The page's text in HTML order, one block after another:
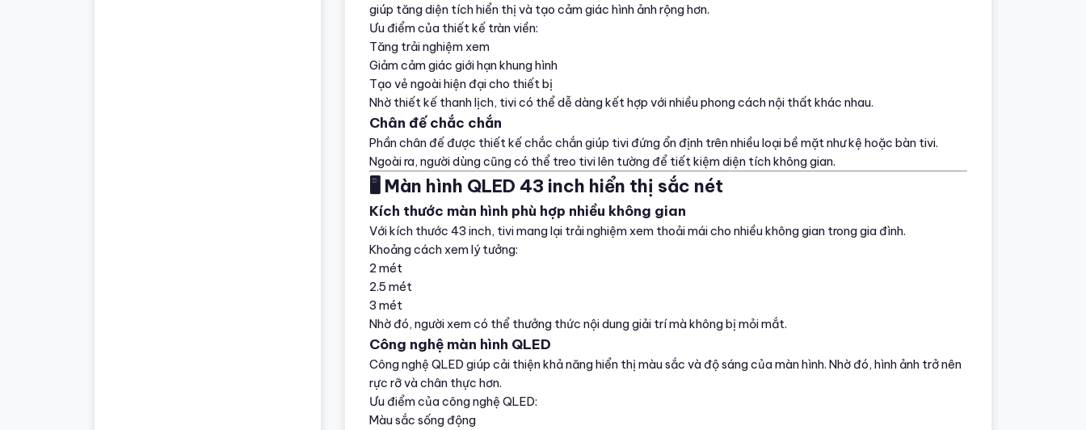
giúp tăng diện tích hiển thị và tạo cảm giác hình ảnh rộng hơn.
Ưu điểm của thiết kế tràn viền:
Tăng trải nghiệm xem
Giảm cảm giác giới hạn khung hình
Tạo vẻ ngoài hiện đại cho thiết bị
Nhờ thiết kế thanh lịch, tivi có thể dễ dàng kết hợp với nhiều phong cách nội thất khác nhau.
Chân đế chắc chắn
Phần chân đế được thiết kế chắc chắn giúp tivi đứng ổn định trên nhiều loại bề mặt như kệ hoặc bàn tivi.
Ngoài ra, người dùng cũng có thể treo tivi lên tường để tiết kiệm diện tích không gian.
🖥️ Màn hình QLED 43 inch hiển thị sắc nét
Kích thước màn hình phù hợp nhiều không gian
Với kích thước 43 inch, tivi mang lại trải nghiệm xem thoải mái cho nhiều không gian trong gia đình.
Khoảng cách xem lý tưởng:
2 mét
2.5 mét
3 mét
Nhờ đó, người xem có thể thưởng thức nội dung giải trí mà không bị mỏi mắt.
Công nghệ màn hình QLED
Công nghệ QLED giúp cải thiện khả năng hiển thị màu sắc và độ sáng của màn hình. Nhờ đó, hình ảnh trở nên
rực rỡ và chân thực hơn.
Ưu điểm của công nghệ QLED:
Màu sắc sống động